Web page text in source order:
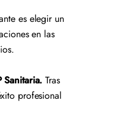
es elegir un
en las
Sanitaria.Tras
profesional